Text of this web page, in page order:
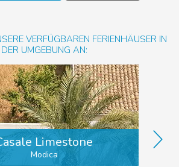
VERFÜGBAREN FERIENHÄUSER IN
DER UMGEBUNG AN:
Limestone
Modica